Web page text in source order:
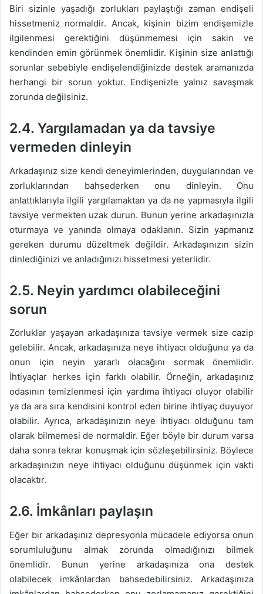
Biri sizinle yaşadığı zorlukları paylaştığı zaman endişeli
hissetmeniz normaldir. Ancak, kişinin bizim endişemizle
ilgilenmesi gerektiğini düşünmemesi için sakin ve
kendinden emin görünmek önemlidir. Kişinin size anlattığı
sorunlar sebebiyle endişelendiğinizde destek aramanızda
herhangi bir sorun yoktur. Endişenizle yalnız savaşmak
zorunda değilsiniz.
2.4. Yargılamadan ya da tavsiye
vermeden dinleyin
Arkadaşınız size kendi deneyimlerinden, duygularından ve
zorluklarından bahsederken onu dinleyin. Onu
anlattıklarıyla ilgili yargılamaktan ya da ne yapmasıyla ilgili
tavsiye vermekten uzak durun. Bunun yerine arkadaşınızla
oturmaya ve yanında olmaya odaklanın. Sizin yapmanız
gereken durumu düzeltmek değildir. Arkadaşınızın sizin
dinlediğinizi ve anladığınızı hissetmesi yeterlidir.
2.5. Neyin yardımcı olabileceğini
sorun
Zorluklar yaşayan arkadaşınıza tavsiye vermek size cazip
gelebilir. Ancak, arkadaşınıza neye ihtiyacı olduğunu ya da
onun için neyin yararlı olacağını sormak önemlidir.
İhtiyaçlar herkes için farklı olabilir. Örneğin, arkadaşınız
odasının temizlenmesi için yardıma ihtiyacı oluyor olabilir
ya da ara sıra kendisini kontrol eden birine ihtiyaç duyuyor
olabilir. Ayrıca, arkadaşınızın neye ihtiyacı olduğunu tam
olarak bilmemesi de normaldir. Eğer böyle bir durum varsa
daha sonra tekrar konuşmak için sözleşebilirsiniz. Böylece
arkadaşınızın neye ihtiyacı olduğunu düşünmek için vakti
olacaktır.
2.6. İmkânları paylaşın
Eğer bir arkadaşınız depresyonla mücadele ediyorsa onun
sorumluluğunu almak zorunda olmadığınızı bilmek
önemlidir. Bunun yerine arkadaşınıza ona destek
olabilecek imkânlardan bahsedebilirsiniz. Arkadaşınıza